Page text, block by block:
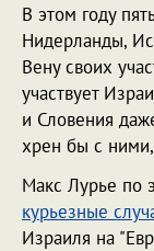
В этом году
Нидерланды,
Вену своих
участвует
и Словения
хрен бы с ними,
Макс Лурье по
курьезные
Израиля на